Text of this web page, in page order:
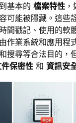
基本的 檔案特性
可能被隱藏。這些
間戳記、使用的軟
作業系統和應用程
搜尋等合法目的，
保密性 和 資訊安